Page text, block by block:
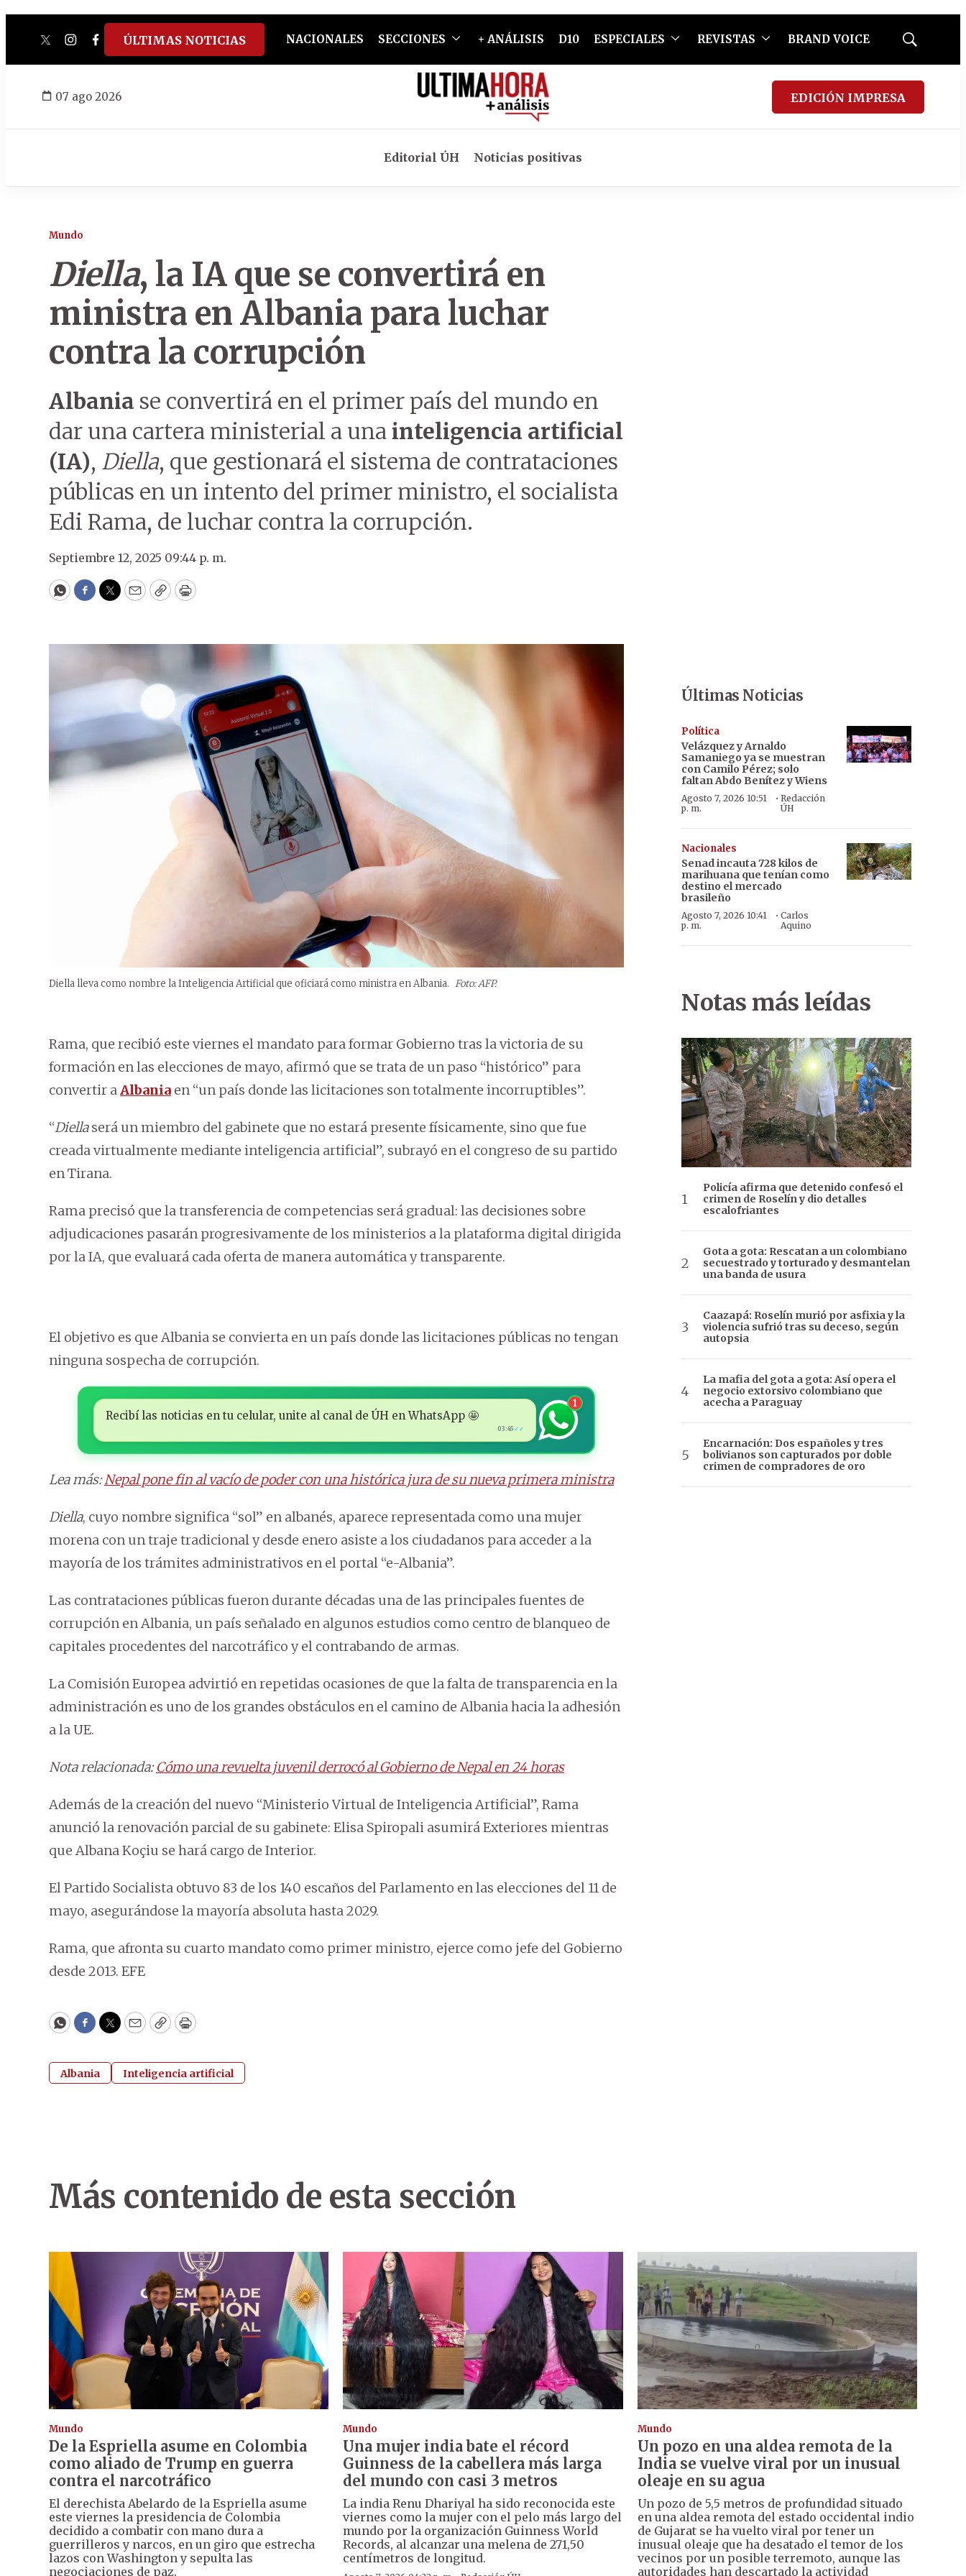
twitterinstagram
facebook
tiktokyoutube
spotify
ÚLTIMAS NOTICIAS NACIONALES SECCIONES + ANÁLISIS D10 ESPECIALES REVISTAS BRAND VOICE
Mostrar
07 ago 2026 EDICIÓN IMPRESA
Editorial ÚH Noticias positivas
Mundo
Diella, la IA que se convertirá en
ministra en Albania para luchar
contra la corrupción
Albania se convertirá en el primer país del mundo en
dar una cartera ministerial a una inteligencia artificial
(IA), Diella, que gestionará el sistema de contrataciones
públicas en un intento del primer ministro, el socialista
Edi Rama, de luchar contra la corrupción.
Septiembre 12, 2025 09:44 p. m.
WhatsApp
Facebook
Twitter
EmailCopyPrint
Diella lleva como nombre la Inteligencia Artificial que oficiará como ministra en Albania. Foto: AFP.
Rama, que recibió este viernes el mandato para formar Gobierno tras la victoria de su
formación en las elecciones de mayo, afirmó que se trata de un paso “histórico” para
convertir aAlbania en “un país donde las licitaciones son totalmente incorruptibles”.
“Diellaserá un miembro del gabinete que no estará presente físicamente, sino que fue
creada virtualmente mediante inteligencia artificial”, subrayó en el congreso de su partido
en Tirana.
Rama precisó que la transferencia de competencias será gradual: las decisiones sobre
adjudicaciones pasarán progresivamente de los ministerios a la plataforma digital dirigida
por la IA, que evaluará cada oferta de manera automática y transparente.
El objetivo es que Albania se convierta en un país donde las licitaciones públicas no tengan
ninguna sospecha de corrupción.
Recibí las noticias en tu celular, unite al canal de ÚH en WhatsApp 🤩
03:45 ✓✓
1
Lea más:Nepal pone fin al vacío de poder con una histórica jura de su nueva primera ministra
Diella, cuyo nombre significa “sol” en albanés, aparece representada como una mujer
morena con un traje tradicional y desde enero asiste a los ciudadanos para acceder a la
mayoría de los trámites administrativos en el portal “e-Albania”.
Las contrataciones públicas fueron durante décadas una de las principales fuentes de
corrupción en Albania, un país señalado en algunos estudios como centro de blanqueo de
capitales procedentes del narcotráfico y el contrabando de armas.
La Comisión Europea advirtió en repetidas ocasiones de que la falta de transparencia en la
administración es uno de los grandes obstáculos en el camino de Albania hacia la adhesión
a la UE.
Nota relacionada:Cómo una revuelta juvenil derrocó al Gobierno de Nepal en 24 horas
Además de la creación del nuevo “Ministerio Virtual de Inteligencia Artificial”, Rama
anunció la renovación parcial de su gabinete: Elisa Spiropali asumirá Exteriores mientras
que Albana Koçiu se hará cargo de Interior.
El Partido Socialista obtuvo 83 de los 140 escaños del Parlamento en las elecciones del 11 de
mayo, asegurándose la mayoría absoluta hasta 2029.
Rama, que afronta su cuarto mandato como primer ministro, ejerce como jefe del Gobierno
desde 2013. EFE
WhatsApp
Facebook
Twitter
EmailCopyPrint
Albania Inteligencia artificial
Últimas Noticias
Política
Velázquez y Arnaldo
Samaniego ya se muestran
con Camilo Pérez; solo
faltan Abdo Benítez y Wiens
Agosto 7, 2026 10:51
p. m.
·Redacción
ÚH
Nacionales
Senad incauta 728 kilos de
marihuana que tenían como
destino el mercado
brasileño
Agosto 7, 2026 10:41
p. m.
· Carlos
Aquino
Notas más leídas
Policía afirma que detenido confesó el
crimen de Roselín y dio detalles
escalofriantes
Gota a gota: Rescatan a un colombiano
secuestrado y torturado y desmantelan
una banda de usura
Caazapá: Roselín murió por asfixia y la
violencia sufrió tras su deceso, según
autopsia
La mafia del gota a gota: Así opera el
negocio extorsivo colombiano que
acecha a Paraguay
Encarnación: Dos españoles y tres
bolivianos son capturados por doble
crimen de compradores de oro
Más contenido de esta sección
Mundo
De la Espriella asume en Colombia
como aliado de Trump en guerra
contra el narcotráfico
El derechista Abelardo de la Espriella asume
este viernes la presidencia de Colombia
decidido a combatir con mano dura a
guerrilleros y narcos, en un giro que estrecha
lazos con Washington y sepulta las
negociaciones de paz.
Mundo
Una mujer india bate el récord
Guinness de la cabellera más larga
del mundo con casi 3 metros
La india Renu Dhariyal ha sido reconocida este
viernes como la mujer con el pelo más largo del
mundo por la organización Guinness World
Records, al alcanzar una melena de 271,50
centímetros de longitud.
Mundo
Un pozo en una aldea remota de la
India se vuelve viral por un inusual
oleaje en su agua
Un pozo de 5,5 metros de profundidad situado
en una aldea remota del estado occidental indio
de Gujarat se ha vuelto viral por tener un
inusual oleaje que ha desatado el temor de los
vecinos por un posible terremoto, aunque las
autoridades han descartado la actividad